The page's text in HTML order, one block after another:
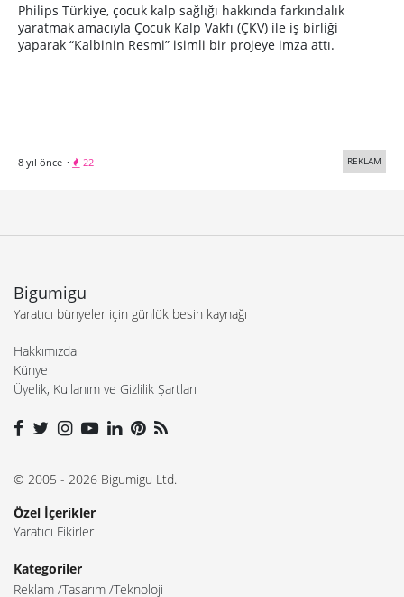
Philips Türkiye, çocuk kalp sağlığı hakkında farkındalık
yaratmak amacıyla Çocuk Kalp Vakfı (ÇKV) ile iş birliği
yaparak “Kalbinin Resmi” isimli bir projeye imza attı.
8 yıl önce · 22 REKLAM
Bigumigu
Yaratıcı bünyeler için günlük besin kaynağı
Hakkımızda
Künye
Üyelik, Kullanım ve Gizlilik Şartları
© 2005 - 2026 Bigumigu Ltd.
Özel İçerikler
Yaratıcı Fikirler
Kategoriler
Reklam Tasarım Teknoloji